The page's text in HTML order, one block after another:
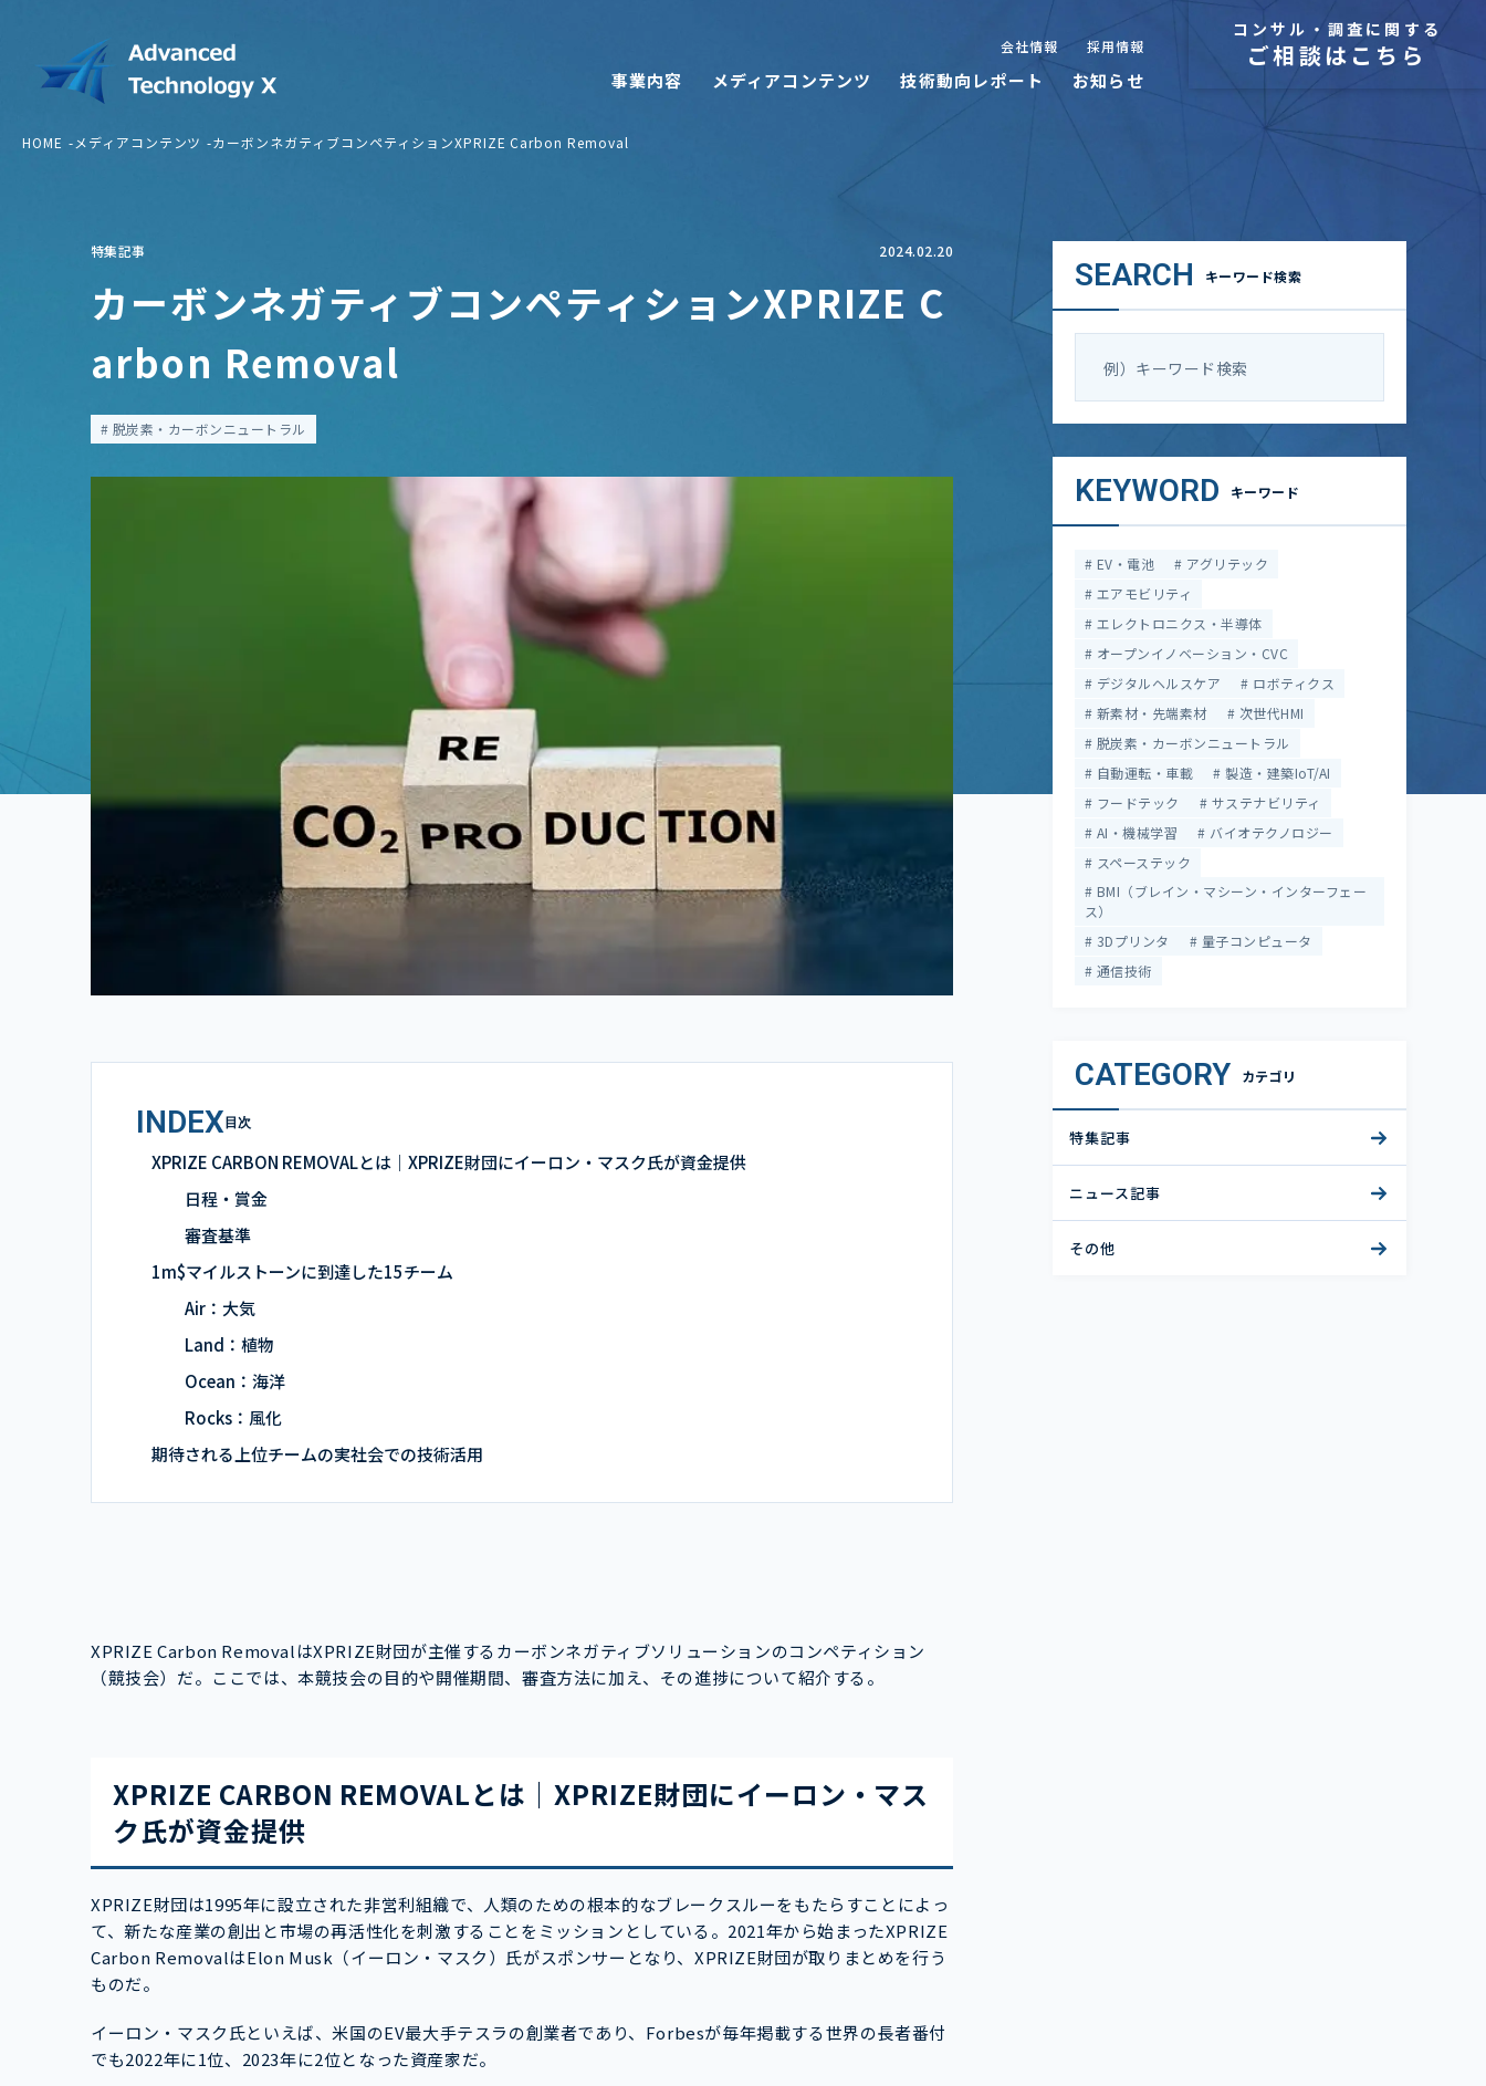
事業内容 メディアコンテンツ 技術動向レポート お知らせ
会社情報 採用情報
コンサル・調査に関する
ご相談はこちら
HOME メディアコンテンツ カーボンネガティブコンペティションXPRIZE Carbon Removal
特集記事 2024.02.20
カーボンネガティブコンペティションXPRIZE C
arbon Removal
脱炭素・カーボンニュートラル
INDEX目次
XPRIZE CARBON REMOVALとは｜XPRIZE財団にイーロン・マスク氏が資金提供
日程・賞金
審査基準
1m$マイルストーンに到達した15チーム
Air：大気
Land：植物
Ocean：海洋
Rocks：風化
期待される上位チームの実社会での技術活用
XPRIZE Carbon RemovalはXPRIZE財団が主催するカーボンネガティブソリューションのコンペティション
（競技会）だ。ここでは、本競技会の目的や開催期間、審査方法に加え、その進捗について紹介する。
XPRIZE CARBON REMOVALとは｜XPRIZE財団にイーロン・マス
ク氏が資金提供
XPRIZE財団は1995年に設立された非営利組織で、人類のための根本的なブレークスルーをもたらすことによっ
て、新たな産業の創出と市場の再活性化を刺激することをミッションとしている。2021年から始まったXPRIZE
Carbon RemovalはElon Musk（イーロン・マスク）氏がスポンサーとなり、XPRIZE財団が取りまとめを行う
ものだ。
イーロン・マスク氏といえば、米国のEV最大手テスラの創業者であり、Forbesが毎年掲載する世界の長者番付
でも2022年に1位、2023年に2位となった資産家だ。
SEARCH キーワード検索
KEYWORD キーワード
EV・電池
アグリテック
エアモビリティ
エレクトロニクス・半導体
オープンイノベーション・CVC
デジタルヘルスケア
ロボティクス
新素材・先端素材
次世代HMI
脱炭素・カーボンニュートラル
自動運転・車載
製造・建築IoT/AI
フードテック
サステナビリティ
AI・機械学習
バイオテクノロジー
スペーステック
BMI（ブレイン・マシーン・インターフェー
ス）
3Dプリンタ
量子コンピュータ
通信技術
CATEGORY カテゴリ
特集記事
ニュース記事
その他